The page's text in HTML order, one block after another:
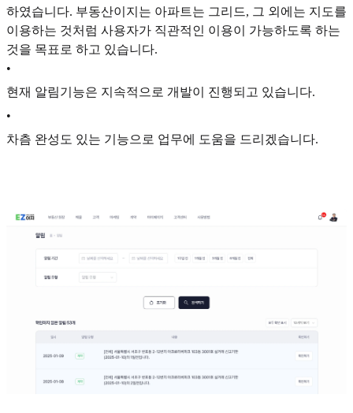
하였습니다. 부동산이지는 아파트는 그리드, 그 외에는 지도를
이용하는 것처럼 사용자가 직관적인 이용이 가능하도록 하는
것을 목표로 하고 있습니다.
•
현재 알림기능은 지속적으로 개발이 진행되고 있습니다.
•
차츰 완성도 있는 기능으로 업무에 도움을 드리겠습니다.